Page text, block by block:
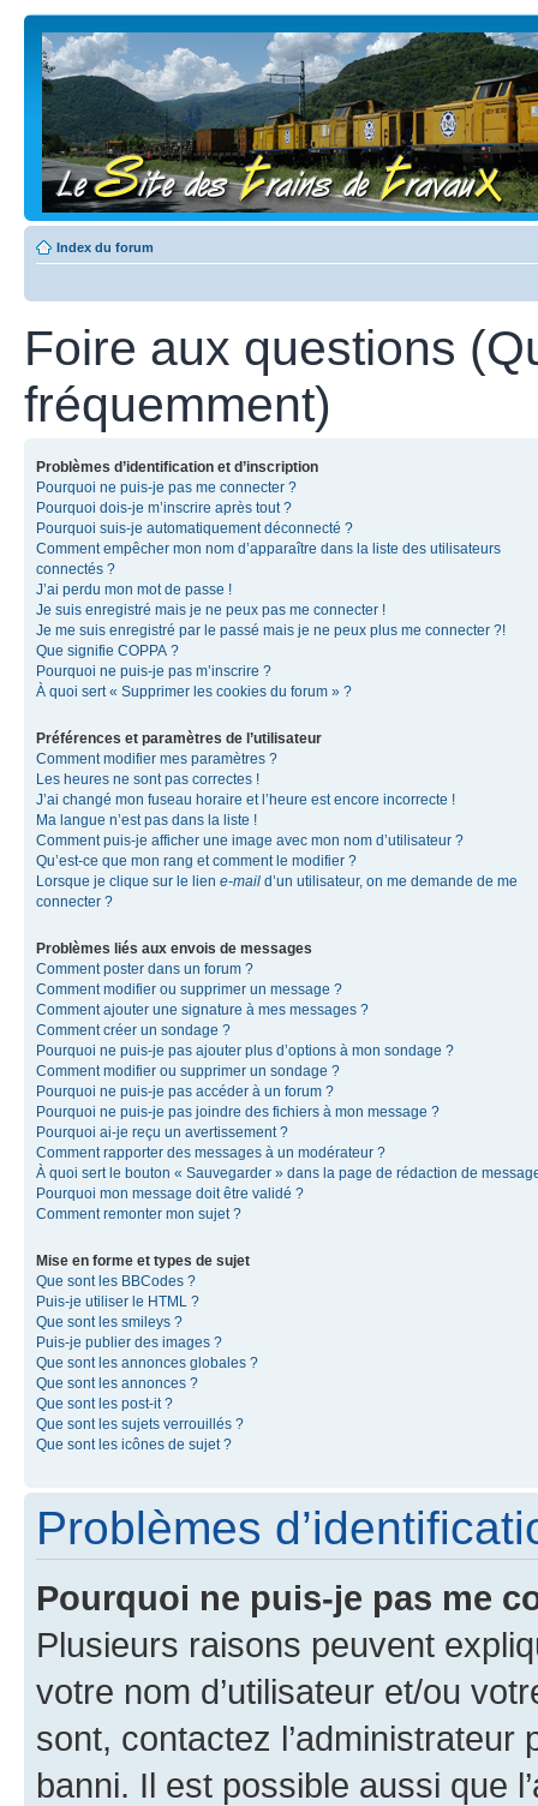
Index du forum
Foire aux questions
fréquemment)
Problèmes d’identification et d’inscription
Pourquoi ne puis-je pas me connecter ?
Pourquoi dois-je m’inscrire après tout ?
Pourquoi suis-je automatiquement déconnecté ?
Comment empêcher mon nom d’apparaître dans la liste des utilisateurs
connectés ?
J’ai perdu mon mot de passe !
Je suis enregistré mais je ne peux pas me connecter !
Je me suis enregistré par le passé mais je ne peux plus me connecter ?!
Que signifie COPPA ?
Pourquoi ne puis-je pas m’inscrire ?
À quoi sert « Supprimer les cookies du forum » ?
Préférences et paramètres de l’utilisateur
Comment modifier mes paramètres ?
Les heures ne sont pas correctes !
J’ai changé mon fuseau horaire et l’heure est encore incorrecte !
Ma langue n’est pas dans la liste !
Comment puis-je afficher une image avec mon nom d’utilisateur ?
Qu’est-ce que mon rang et comment le modifier ?
Lorsque je clique sur le lien e-mail d’un utilisateur, on me demande de me
connecter ?
Problèmes liés aux envois de messages
Comment poster dans un forum ?
Comment modifier ou supprimer un message ?
Comment ajouter une signature à mes messages ?
Comment créer un sondage ?
Pourquoi ne puis-je pas ajouter plus d’options à mon sondage ?
Comment modifier ou supprimer un sondage ?
Pourquoi ne puis-je pas accéder à un forum ?
Pourquoi ne puis-je pas joindre des fichiers à mon message ?
Pourquoi ai-je reçu un avertissement ?
Comment rapporter des messages à un modérateur ?
À quoi sert le bouton « Sauvegarder » dans la page de rédaction de
Pourquoi mon message doit être validé ?
Comment remonter mon sujet ?
Mise en forme et types de sujet
Que sont les BBCodes ?
Puis-je utiliser le HTML ?
Que sont les smileys ?
Puis-je publier des images ?
Que sont les annonces globales ?
Que sont les annonces ?
Que sont les post-it ?
Que sont les sujets verrouillés ?
Que sont les icônes de sujet ?
Problèmes
Pourquoi ne puis-je pas me
Plusieurs raisons peuvent
votre nom d’utilisateur et/ou
sont, contactez l’administrateur
banni. Il est possible aussi que